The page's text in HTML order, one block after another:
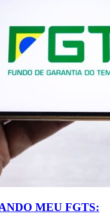
MEU FGTS: